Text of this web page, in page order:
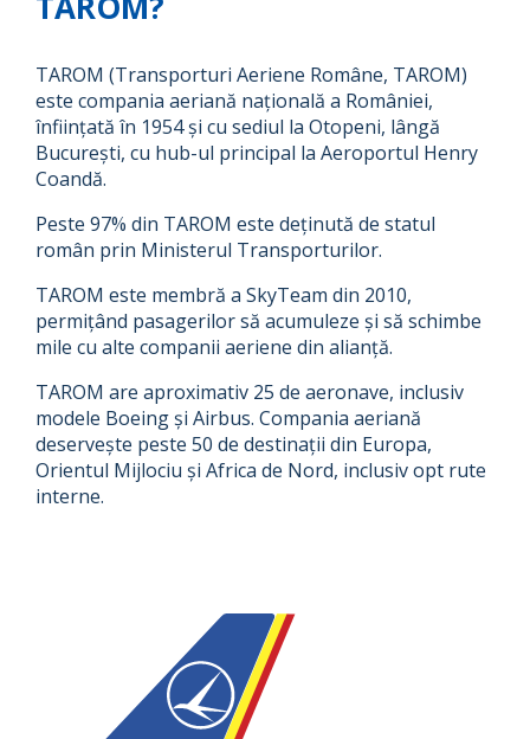
TAROM (Transporturi Aeriene Române, TAROM)
este compania aeriană națională a României,
înființată în 1954 și cu sediul la Otopeni, lângă
București, cu hub-ul principal la Aeroportul Henry
Coandă.
Peste 97% din TAROM este deținută de statul
român prin Ministerul Transporturilor.
TAROM este membră a SkyTeam din 2010,
permițând pasagerilor să acumuleze și să schimbe
mile cu alte companii aeriene din alianță.
TAROM are aproximativ 25 de aeronave, inclusiv
modele Boeing și Airbus. Compania aeriană
deservește peste 50 de destinații din Europa,
Orientul Mijlociu și Africa de Nord, inclusiv opt rute
interne.